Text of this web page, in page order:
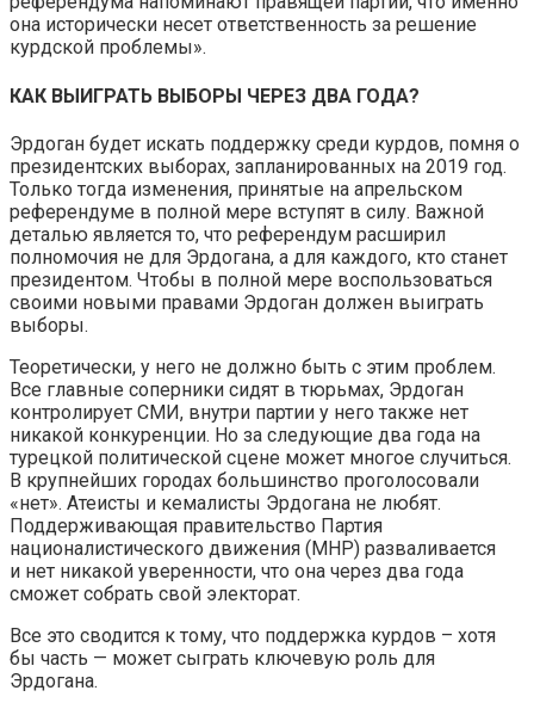
она исторически несет ответственность за решение
курдской проблемы».
КАК ВЫИГРАТЬ ВЫБОРЫ ЧЕРЕЗ ДВА ГОДА?
Эрдоган будет искать поддержку среди курдов, помня о
президентских выборах, запланированных на 2019 год.
Только тогда изменения, принятые на апрельском
референдуме в полной мере вступят в силу. Важной
деталью является то, что референдум расширил
полномочия не для Эрдогана, а для каждого, кто станет
президентом. Чтобы в полной мере воспользоваться
своими новыми правами Эрдоган должен выиграть
выборы.
Теоретически, у него не должно быть с этим проблем.
Все главные соперники сидят в тюрьмах, Эрдоган
контролирует СМИ, внутри партии у него также нет
никакой конкуренции. Но за следующие два года на
турецкой политической сцене может многое случиться.
В крупнейших городах большинство проголосовали
«нет». Атеисты и кемалисты Эрдогана не любят.
Поддерживающая правительство Партия
националистического движения (MHP) разваливается
и нет никакой уверенности, что она через два года
сможет собрать свой электорат.
Все это сводится к тому, что поддержка курдов – хотя
бы часть — может сыграть ключевую роль для
Эрдогана.